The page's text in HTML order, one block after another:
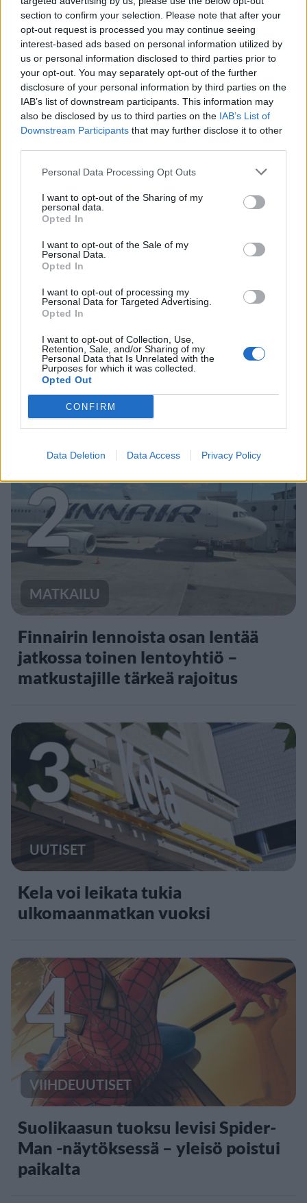
section to confirm your selection. Please note that after your
opt-out request is processed you may continue seeing
interest-based ads based on personal information utilized by
us or personal information disclosed to third parties prior to
your opt-out. You may separately opt-out of the further
disclosure of your personal information by third parties on the
IAB’s list of downstream participants. This information may
also be disclosed by us to third parties on the IAB’s List of
Downstream Participants that may further disclose it to other
Personal Data Processing Opt Outs
I want to opt-out of the Sharing of my
personal data.
Opted In
I want to opt-out of the Sale of my
Personal Data.
Opted In
I want to opt-out of processing my
Personal Data for Targeted Advertising.
Opted In
I want to opt-out of Collection, Use,
Retention, Sale, and/or Sharing of my
Personal Data that Is Unrelated with the
Purposes for which it was collected.
Opted Out
CONFIRM
Data Deletion Data Access Privacy Policy
Staran luetuimmat
1
UUTISET
Leskeneläke ei kuulu kaikille –
Kela muistuttaa tärkeästä
ikärajasta
2
MATKAILU
Finnairin lennoista osan lentää
jatkossa toinen lentoyhtiö –
matkustajille tärkeä rajoitus
3
UUTISET
Kela voi leikata tukia
ulkomaanmatkan vuoksi
4
VIIHDEUUTISET
Suolikaasun tuoksu levisi Spider-
Man -näytöksessä – yleisö poistui
paikalta